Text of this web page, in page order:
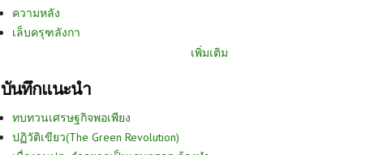
ความหลัง
เล็บครุฑลังกา
เพิ่มเติม
บันทึกแนะนำ
ทบทวนเศรษฐกิจพอเพียง
ปฏิวัติเขียว(The Green Revolution)